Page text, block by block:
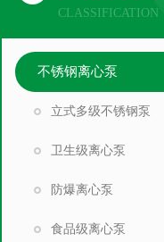
CLASSIFICATION
不锈钢离心泵
立式多级不锈钢泵
卫生级离心泵
防爆离心泵
食品级离心泵